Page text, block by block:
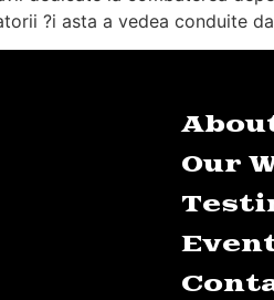
?i asta a vedea conduite
Our